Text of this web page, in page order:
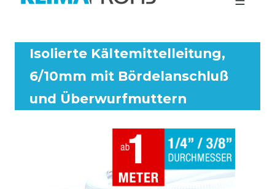
Isolierte Kältemittelleitung,
6/10mm mit Bördelanschluß
und Überwurfmuttern